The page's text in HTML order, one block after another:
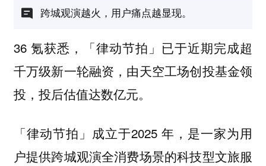
跨城观演越火，用户痛点越显现。
36 氪获悉，「律动节拍」已于近期完成超
千万级新一轮融资，由天空工场创投基金领
投，投后估值达数亿元。
「律动节拍」成立于2025 年，是一家为用
户提供跨城观演全消费场景的科技型文旅服